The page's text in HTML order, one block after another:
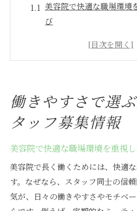
美容院で快適な職場環境
び
ト
美容院での働きやすさを
美容院スタッフ募集情報
方
美容院で叶えるキャリアアッ
美容院で実現できるスキ
働きやすさで選
タッフ募集情報
美容院で快適な職場環境を重視
美容院で長く働くためには、快適
す。なぜなら、スタッフ同士の信
気が、日々の働きやすさやモチベ